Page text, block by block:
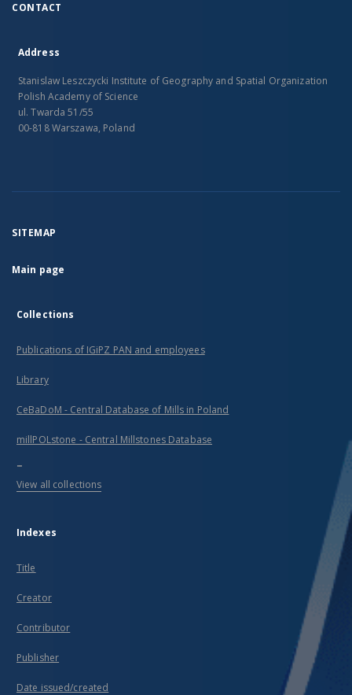
CONTACT
Address
Stanislaw Leszczycki Institute of Geography and Spatial Organization
Polish Academy of Science
ul. Twarda 51/55
00-818 Warszawa, Poland
SITEMAP
Main page
Collections
Publications of IGiPZ PAN and employees
Library
CeBaDoM - Central Database of Mills in Poland
millPOLstone - Central Millstones Database
...
View all collections
Indexes
Title
Creator
Contributor
Publisher
Date issued/created